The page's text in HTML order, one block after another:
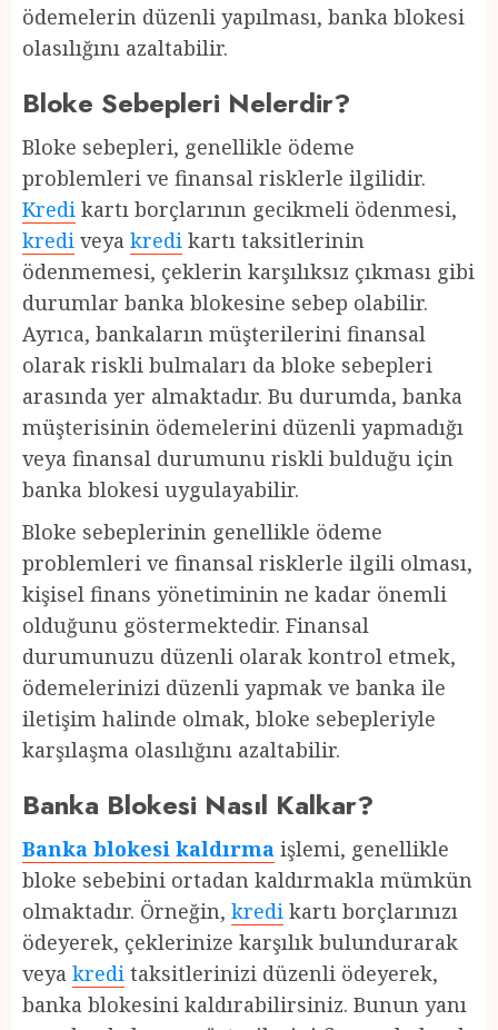
ödemelerin düzenli yapılması, banka blokesi
olasılığını azaltabilir.
Bloke Sebepleri Nelerdir?
Bloke sebepleri, genellikle ödeme
problemleri ve finansal risklerle ilgilidir.
Kredi kartı borçlarının gecikmeli ödenmesi,
kredi veya kredi kartı taksitlerinin
ödenmemesi, çeklerin karşılıksız çıkması gibi
durumlar banka blokesine sebep olabilir.
Ayrıca, bankaların müşterilerini finansal
olarak riskli bulmaları da bloke sebepleri
arasında yer almaktadır. Bu durumda, banka
müşterisinin ödemelerini düzenli yapmadığı
veya finansal durumunu riskli bulduğu için
banka blokesi uygulayabilir.
Bloke sebeplerinin genellikle ödeme
problemleri ve finansal risklerle ilgili olması,
kişisel finans yönetiminin ne kadar önemli
olduğunu göstermektedir. Finansal
durumunuzu düzenli olarak kontrol etmek,
ödemelerinizi düzenli yapmak ve banka ile
iletişim halinde olmak, bloke sebepleriyle
karşılaşma olasılığını azaltabilir.
Banka Blokesi Nasıl Kalkar?
Banka blokesi kaldırma işlemi, genellikle
bloke sebebini ortadan kaldırmakla mümkün
olmaktadır. Örneğin, kredi kartı borçlarınızı
ödeyerek, çeklerinize karşılık bulundurarak
veya kredi taksitlerinizi düzenli ödeyerek,
banka blokesini kaldırabilirsiniz. Bunun yanı